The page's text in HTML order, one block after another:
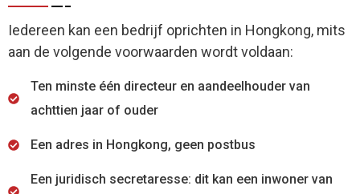
Iedereen kan een bedrijf oprichten in Hongkong, mits
aan de volgende voorwaarden wordt voldaan:
Ten minste één directeur en aandeelhouder van
achttien jaar of ouder
Een adres in Hongkong, geen postbus
Een juridisch secretaresse: dit kan een inwoner van